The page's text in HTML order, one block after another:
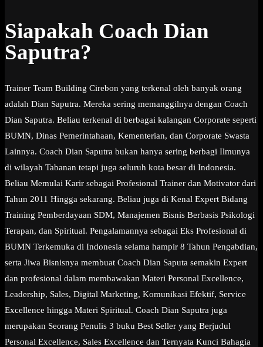
Siapakah Coach Dian
Saputra?
Trainer Team Building Cirebon yang terkenal oleh banyak orang
adalah Dian Saputra. Mereka sering memanggilnya dengan Coach
Dian Saputra. Beliau terkenal di berbagai kalangan Corporate seperti
BUMN, Dinas Pemerintahaan, Kementerian, dan Corporate Swasta
Lainnya. Coach Dian Saputra bukan hanya sering berbagi Ilmunya
di wilayah Tabanan tetapi juga seluruh kota besar di Indonesia.
Beliau Memulai Karir sebagai Profesional Trainer dan Motivator dari
Tahun 2011 Hingga sekarang. Beliau juga di Kenal Expert Bidang
Training Pemberdayaan SDM, Manajemen Bisnis Berbasis Psikologi
Terapan, dan Spiritual. Pengalamannya sebagai Eks Profesional di
BUMN Terkemuka di Indonesia selama hampir 8 Tahun Pengabdian,
serta Jiwa Bisnisnya membuat Coach Dian Saputa semakin Expert
dan profesional dalam membawakan Materi Personal Excellence,
Leadership, Sales, Digital Marketing, Komunikasi Efektif, Service
Excellence hingga Materi Spiritual. Coach Dian Saputra juga
merupakan Seorang Penulis 3 buku Best Seller yang Berjudul
Personal Excellence, Sales Excellence dan Ternyata Kunci Bahagia